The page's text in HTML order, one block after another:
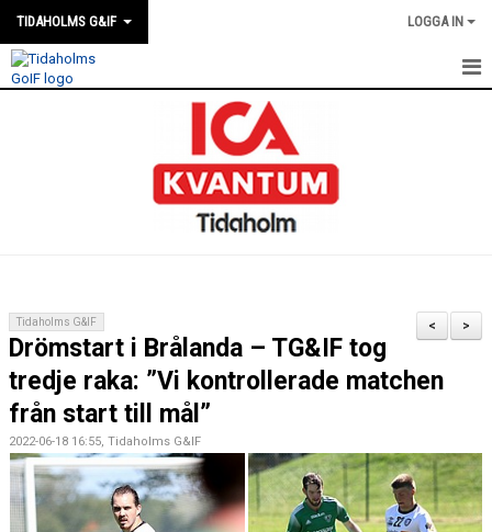
TIDAHOLMS G&IF LOGGA IN
FÖRENINGEN
SOUVENIRER
GAMLA GIFFS TORSDAGSTRÄFFAR
MATCHER
>
<
Tidaholms G&IF
Drömstart i Brålanda – TG&IF tog
tredje raka: ”Vi kontrollerade matchen
från start till mål”
2022-06-18 16:55, Tidaholms G&IF